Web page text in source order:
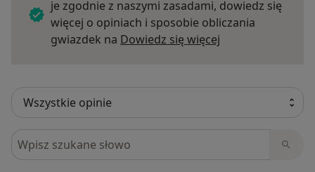
je zgodnie z naszymi zasadami, dowiedz się
więcej o opiniach i sposobie obliczania
gwiazdek na Dowiedz się więcej
Szukaj w opiniach